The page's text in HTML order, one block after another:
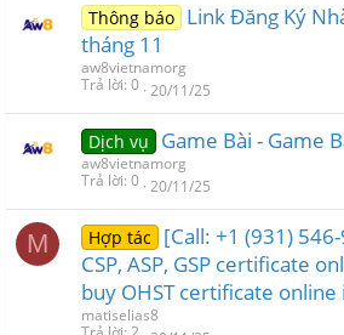
Thông báo Link Đăng Ký
tháng 11
aw8vietnamorg
Trả lời 0 20/11/25
Dịch vụ Game Bài - Game
aw8vietnamorg
Trả lời 0 20/11/25
M Hợp tác
[Call: +1 (931)
CSP, ASP, GSP certificate
buy OHST certificate online
matiselias8